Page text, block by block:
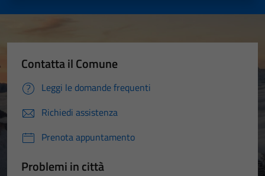
Contatta il Comune
Leggi le domande frequenti
Richiedi assistenza
Prenota appuntamento
Problemi in città